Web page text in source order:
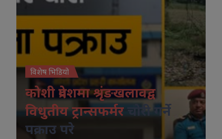
विशेष भिडियो
कोशी प्रदेशमा श्रृंङखलावद्व
विधुतीय ट्रान्सफर्मर
चोरी गर्ने
पक्राउ परे